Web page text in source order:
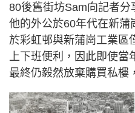
80後舊街坊Sam向記者分
他的外公於60年代在新蒲
於彩虹邨與新蒲崗工業區
上下班便利，因此即使當
最終仍毅然放棄購買私樓